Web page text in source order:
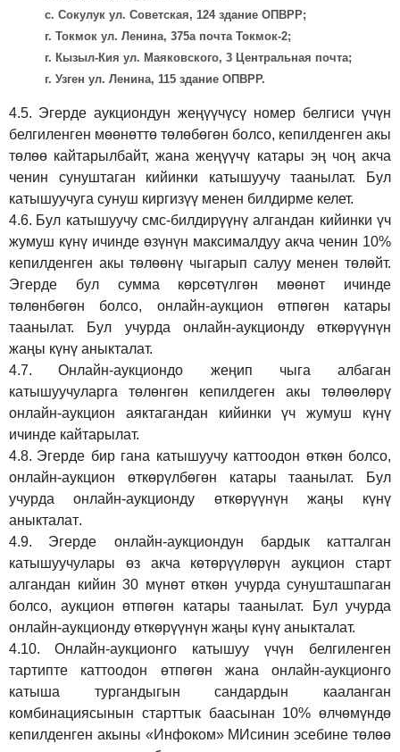
с. Сокулук ул. Советская, 124 здание ОПВРР;
г. Токмок ул. Ленина, 375а почта Токмок-2;
г. Кызыл-Кия ул. Маяковского, 3 Центральная почта;
г. Узген ул. Ленина, 115 здание ОПВРР.
4.5. Эгерде аукциондун жеңүүчүсү номер белгиси үчүн
белгиленген мөөнөттө төлөбөгөн болсо, кепилденген акы
төлөө кайтарылбайт, жана жеңүүчү катары эң чоң акча
ченин сунуштаган кийинки катышуучу таанылат. Бул
катышуучуга сунуш киргизүү менен билдирме келет.
4.6. Бул катышуучу смс-билдирүүнү алгандан кийинки үч
жумуш күнү ичинде өзүнүн максималдуу акча ченин 10%
кепилденген акы төлөөнү чыгарып салуу менен төлөйт.
Эгерде бул сумма көрсөтүлгөн мөөнөт ичинде
төлөнбөгөн болсо, онлайн-аукцион өтпөгөн катары
таанылат. Бул учурда онлайн-аукционду өткөрүүнүн
жаңы күнү аныкталат.
4.7.
Онлайн-аукциондо жеңип чыга албаган
катышуучуларга төлөнгөн кепилдеген акы төлөөлөрү
онлайн-аукцион аяктагандан кийинки үч жумуш күнү
ичинде кайтарылат.
4.8. Эгерде бир гана катышуучу каттоодон өткөн болсо,
онлайн-аукцион өткөрүлбөгөн катары таанылат.
Бул
учурда онлайн-аукционду өткөрүүнүн жаңы күнү
аныкталат.
4.9.
Эгерде онлайн-аукциондун бардык катталган
катышуучулары өз акча көтөрүүлөрүн аукцион старт
алгандан кийин 30 мүнөт өткөн учурда сунушташпаган
болсо, аукцион өтпөгөн катары таанылат. Бул учурда
онлайн-аукционду өткөрүүнүн жаңы күнү аныкталат.
4.10.
Онлайн-аукционго катышуу үчүн белгиленген
тартипте каттоодон өтпөгөн жана онлайн-аукционго
катыша тургандыгын сандардын кааланган
комбинациясынын старттык баасынан 10% өлчөмүндө
кепилденген акыны «Инфоком» МИсинин эсебине төлөө